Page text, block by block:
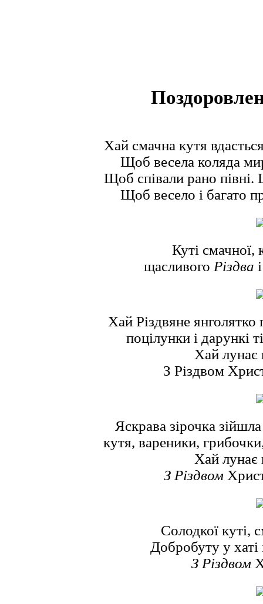
Хай смачна кутя
Щоб весела коляда
Щоб співали рано півні.
Щоб весело і багато
Куті смачної,
щасливого Різдва
Хай Різдвяне янголятко
поцілунки і дарункі
Хай лунає
З Різдвом
Яскрава зірочка
кутя, вареники,
Хай лунає
З Різдвом
Солодкої куті,
Добробуту у хаті
З Різдвом